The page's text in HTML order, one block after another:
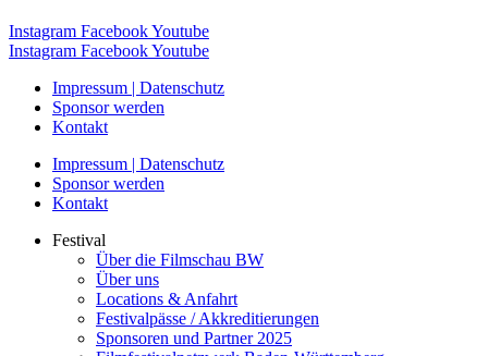
Instagram FacebookYoutube
Instagram FacebookYoutube
Impressum | Datenschutz
Sponsor werden
Kontakt
Impressum | Datenschutz
Sponsor werden
Kontakt
Festival
Über die Filmschau BW
Über uns
Locations & Anfahrt
Festivalpässe / Akkreditierungen
Sponsoren und Partner 2025